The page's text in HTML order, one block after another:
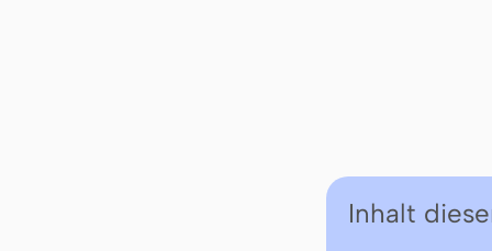
Inhalt